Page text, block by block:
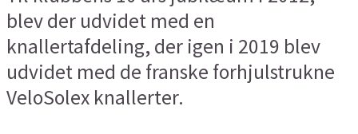
blev der udvidet med en
knallertafdeling, der igen i 2019 blev
udvidet med de franske forhjulstrukne
VeloSolex knallerter.